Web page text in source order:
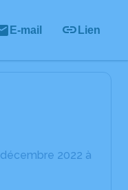
E-mail Lien
2022 à